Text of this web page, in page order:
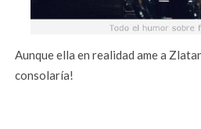
Aunque ella en realidad ame a
consolaría!